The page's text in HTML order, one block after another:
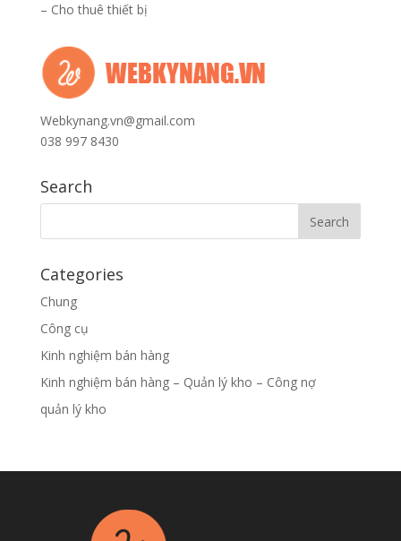
– Cho thuê thiết bị
Webkynang.vn@gmail.com
038 997 8430
Search
Categories
Chung
Công cụ
Kinh nghiệm bán hàng
Kinh nghiệm bán hàng – Quản lý kho – Công nợ
quản lý kho